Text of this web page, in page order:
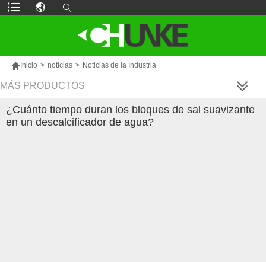
Inicio > noticias > Noticias de la Industria
MÁS PRODUCTOS
¿Cuánto tiempo duran los bloques de sal suavizante
en un descalcificador de agua?